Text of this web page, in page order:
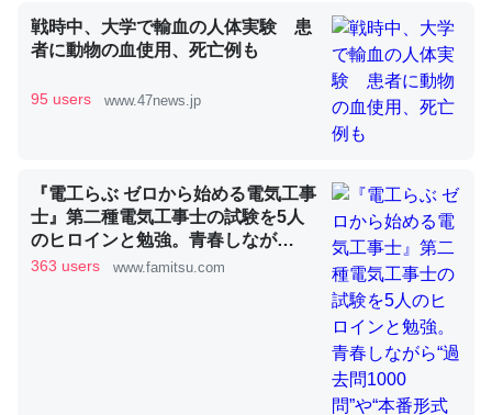
いる鋏角類（カブトガニ・ウミグモ）はカルシウムを使わ
ずキチンを強化してる筈だが、酵素が違うのか？
─ニュース :: 【研究発表】昆虫学の大問題＝「昆虫はなぜ海にいな
これを元に考えるとカルシウムを大量に使う脊椎動物と貝
類は苦労してるんだな…。腹足類だと殻を無くしてナメク
─ニュース :: 【研究発表】昆虫学の大問題＝「昆虫はなぜ海にいな
戦時中、大学で輸血の人体実験 患
者に動物の血使用、死亡例も
95 users www.47news.jp
『電工らぶ ゼロから始める電気工事
士』第二種電気工事士の試験を5人
のヒロインと勉強。青春しなが
ら“過去問1000問”や“本番形式CBT
363 users www.famitsu.com